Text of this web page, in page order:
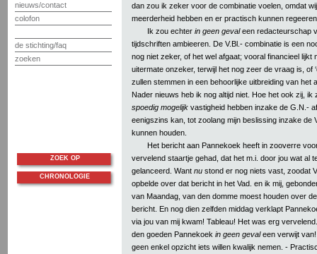
nieuws/contact
colofon
de stichting/faq
zoeken
dan zou ik zeker voor de combinatie voelen, omdat
meerderheid hebben en er practisch kunnen
Ik zou echter in geen gevaleen redacteurschap
tijdschriften ambieeren. De V.Bl.- combinatie is een
nog niet zeker, of het wel afgaat; vooral financieel lijkt
uitermate onzeker, terwijl het nog zeer de vraag is, of
zullen stemmen in een behoorlijke uitbreiding van het
Nader nieuws heb ik nog altijd niet. Hoe het ook zij, ik
spoedig mogelijk vastigheid hebben inzake de G.N.-
eenigszins kan, tot zoolang mijn beslissing inzake de
kunnen houden.
Het bericht aan Pannekoek heeft in zooverre
vervelend staartje gehad, dat het m.i. door jou wat al
gelanceerd. Want nu stond er nog niets vast, zoodat
opbelde over dat bericht in het Vad. en ik mij,
van Maandag, van den domme moest houden over
bericht. En nog dien zelfden middag verklapt
via jou van mij kwam! Tableau! Het was erg
den goeden Pannekoek in geen gevaleen verwijt
geen enkel opzicht iets willen kwalijk nemen. -
ZOEK OP
CHRONOLOGIE